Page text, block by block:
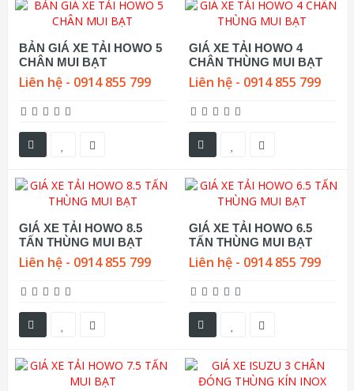
BẢN GIÁ XE TẢI HOWO 5
CHÂN MUI BẠT
Liên hệ - 0914 855 799
GIÁ XE TẢI HOWO 4
CHÂN THÙNG MUI BẠT
Liên hệ - 0914 855 799
GIÁ XE TẢI HOWO 8.5
TẤN THÙNG MUI BẠT
Liên hệ - 0914 855 799
GIÁ XE TẢI HOWO 6.5
TẤN THÙNG MUI BẠT
Liên hệ - 0914 855 799